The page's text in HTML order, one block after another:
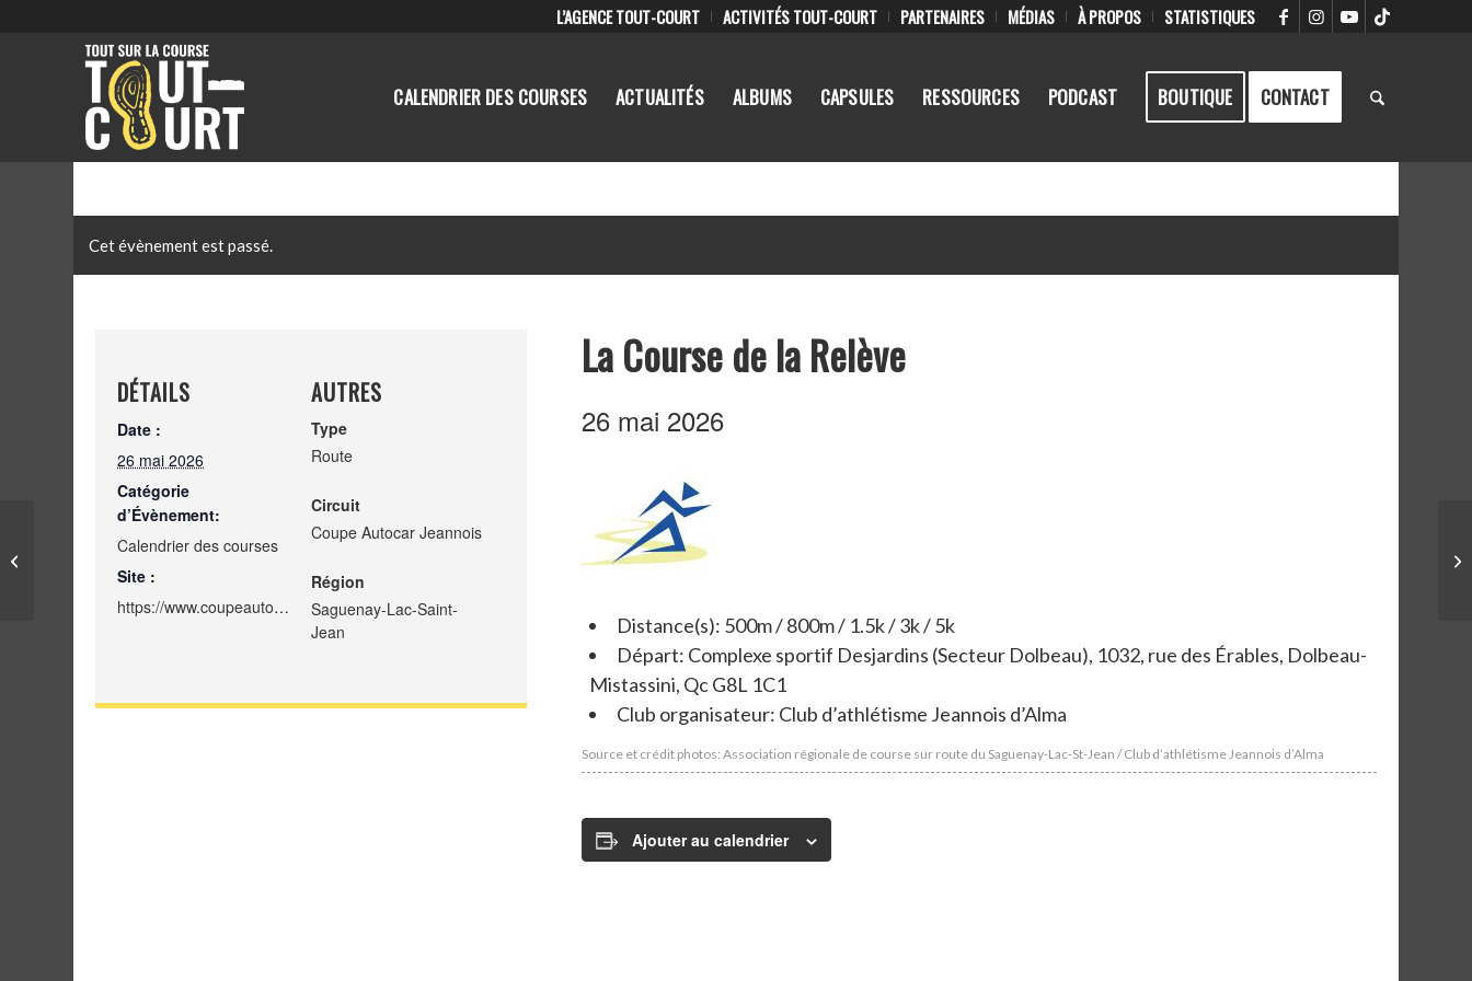
L’AGENCE TOUT-COURT ACTIVITÉS TOUT-COURT PARTENAIRES MÉDIAS À PROPOS STATISTIQUES
CALENDRIER DES COURSES ACTUALITÉS ALBUMS CAPSULES RESSOURCES PODCAST BOUTIQUE CONTACT
Cet évènement est passé.
La Course de la Relève
26 mai 2026
Distance(s): 500m / 800m / 1.5k / 3k / 5k
Départ: Complexe sportif Desjardins (Secteur Dolbeau), 1032, rue des Érables, Dolbeau-
Mistassini, Qc G8L 1C1
Club organisateur: Club d’athlétisme Jeannois d’Alma
Source et crédit photos: Association régionale de course sur route du Saguenay-Lac-St-Jean / Club d’athlétisme Jeannois d’Alma
Ajouter au calendrier
DÉTAILS
Date :
26 mai 2026
Catégorie
d’Évènement:
Calendrier des courses
Site :
https://www.coupeautocarjeannois.com/les-courses/
AUTRES
Type
Route
Circuit
Coupe Autocar Jeannois
Région
Saguenay-Lac-Saint-
Jean
BougeBouge Frédéric-